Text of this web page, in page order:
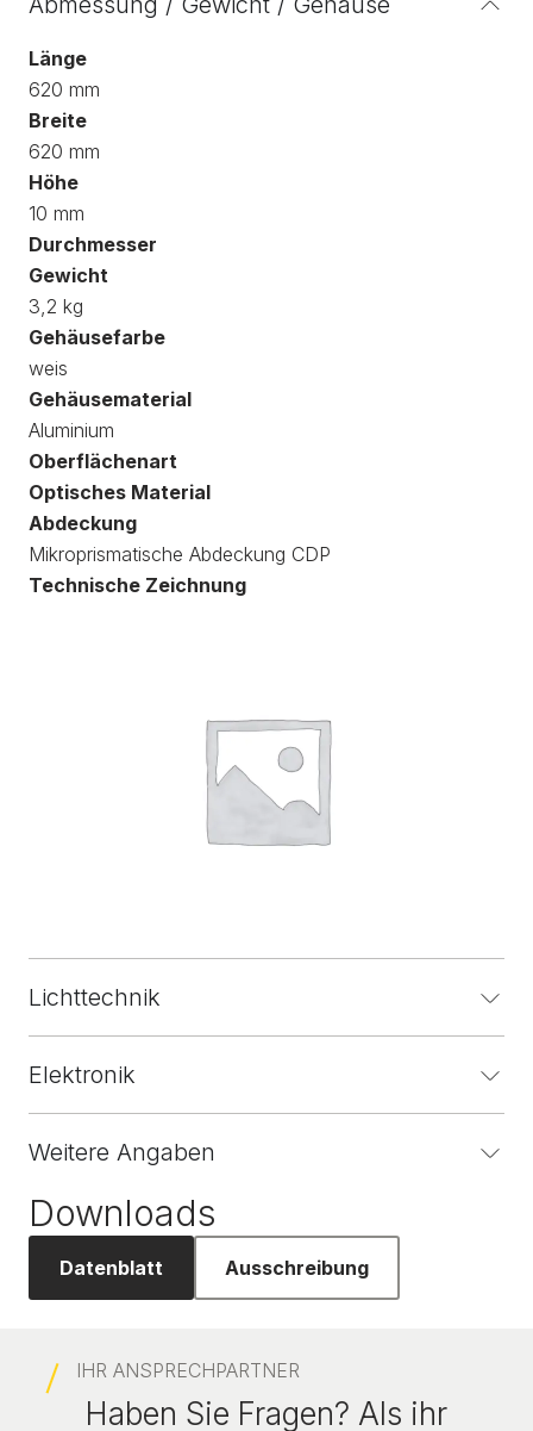
Länge
620 mm
Breite
620 mm
Höhe
10 mm
Durchmesser
Gewicht
3,2 kg
Gehäusefarbe
weis
Gehäusematerial
Aluminium
Oberflächenart
Optisches Material
Abdeckung
Mikroprismatische Abdeckung CDP
Technische Zeichnung
Lichttechnik
Elektronik
Weitere Angaben
Downloads
Datenblatt Ausschreibung
IHR ANSPRECHPARTNER
Haben Sie Fragen? Als ihr